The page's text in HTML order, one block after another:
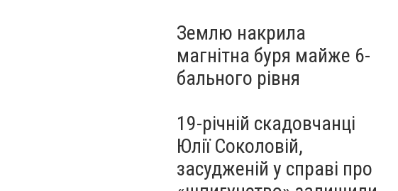
Землю накрила
магнітна буря майже 6-
бального рівня
19-річній скадовчанці
Юлії Соколовій,
засудженій у справі про